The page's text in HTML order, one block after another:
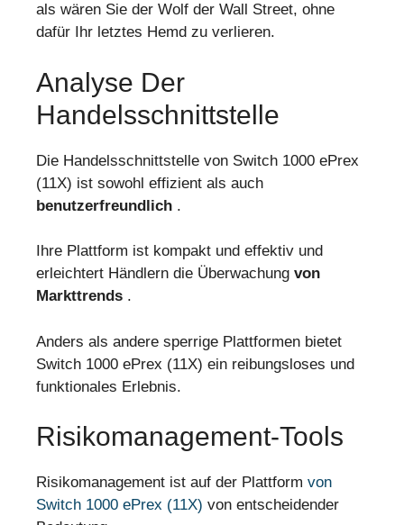
als wären Sie der Wolf der Wall Street, ohne
dafür Ihr letztes Hemd zu verlieren.
Analyse Der
Handelsschnittstelle
Die Handelsschnittstelle von Switch 1000 ePrex
(11X) ist sowohl effizient als auch
benutzerfreundlich .
Ihre Plattform ist kompakt und effektiv und
erleichtert Händlern die Überwachung von
Markttrends .
Anders als andere sperrige Plattformen bietet
Switch 1000 ePrex (11X) ein reibungsloses und
funktionales Erlebnis.
Risikomanagement-Tools
Risikomanagement ist auf der Plattform von
Switch 1000 ePrex (11X) von entscheidender